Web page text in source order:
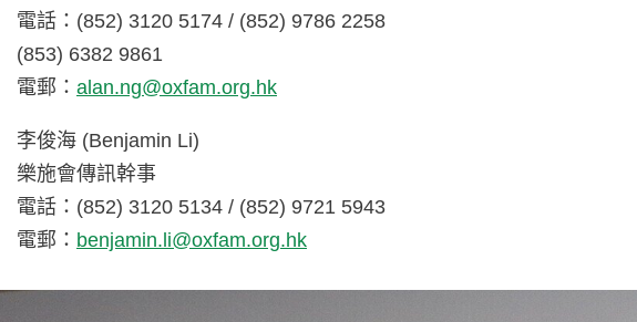
電話：(852) 3120 5174 / (852) 9786 2258
(853) 6382 9861
電郵： alan.ng@oxfam.org.hk
李俊海 (Benjamin Li)
樂施會傳訊幹事
電話：(852) 3120 5134 / (852) 9721 5943
電郵： benjamin.li@oxfam.org.hk